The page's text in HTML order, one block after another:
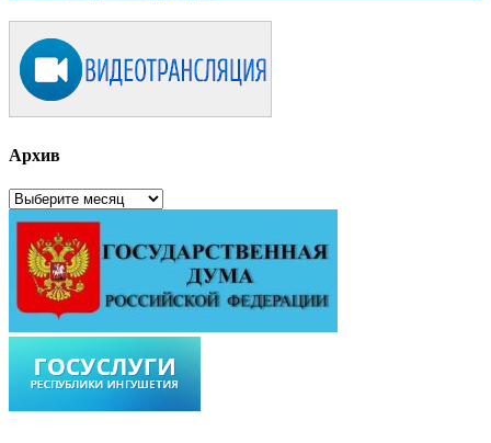
Архив
Архив